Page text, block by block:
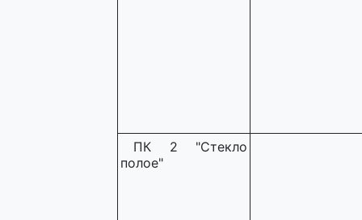
ПК 2 "Стекло
полое"